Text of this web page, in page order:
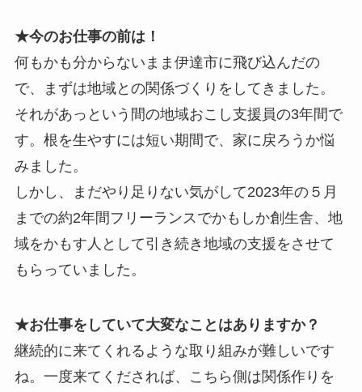
★今のお仕事の前は！
何もかも分からないまま伊達市に飛び込んだの
で、まずは地域との関係づくりをしてきました。
それがあっという間の地域おこし支援員の3年間で
す。根を生やすには短い期間で、家に戻ろうか悩
みました。
しかし、まだやり足りない気がして2023年の５月
までの約2年間フリーランスでかもしか創生舎、地
域をかもす人として引き続き地域の支援をさせて
もらっていました。
★お仕事をしていて大変なことはありますか？
継続的に来てくれるような取り組みが難しいです
ね。一度来てくだされば、こちら側は関係作りを